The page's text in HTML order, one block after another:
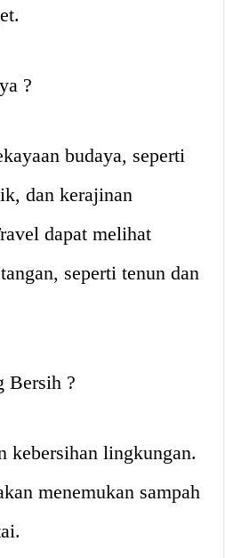
?
budaya, seperti
dan kerajinan
dapat melihat
seperti tenun dan
Bersih ?
kebersihan lingkungan.
menemukan sampah